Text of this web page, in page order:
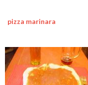
pizza marinara